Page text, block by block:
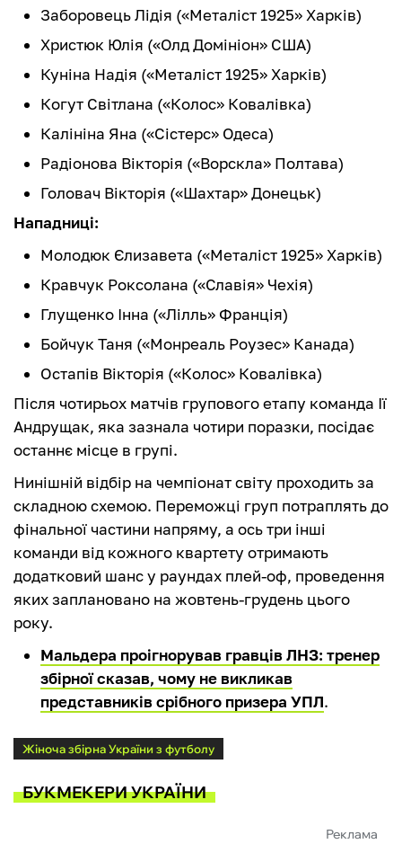
Заборовець Лідія («Металіст 1925» Харків)
Христюк Юлія («Олд Домініон» США)
Куніна Надія («Металіст 1925» Харків)
Когут Світлана («Колос» Ковалівка)
Калініна Яна («Сістерс» Одеса)
Радіонова Вікторія («Ворскла» Полтава)
Головач Вікторія («Шахтар» Донецьк)
Нападниці:
Молодюк Єлизавета («Металіст 1925» Харків)
Кравчук Роксолана («Славія» Чехія)
Глущенко Інна («Лілль» Франція)
Бойчук Таня («Монреаль Роузес» Канада)
Остапів Вікторія («Колос» Ковалівка)
Після чотирьох матчів групового етапу команда Ії
Андрущак, яка зазнала чотири поразки, посідає
останнє місце в групі.
Нинішній відбір на чемпіонат світу проходить за
складною схемою. Переможці груп потраплять до
фінальної частини напряму, а ось три інші
команди від кожного квартету отримають
додатковий шанс у раундах плей-оф, проведення
яких заплановано на жовтень-грудень цього
року.
Мальдера проігнорував гравців ЛНЗ: тренер
збірної сказав, чому не викликав
представників срібного призера УПЛ.
Жіноча збірна України з футболу
БУКМЕКЕРИ УКРАЇНИ
Реклама